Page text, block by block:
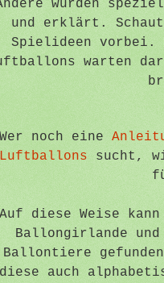
wurden
und erklärt. Schaut
Spielideen vorbei.
warten
Wer noch eine
Luftballons sucht,
Auf diese Weise
Ballongirlande
Ballontiere
diese auch